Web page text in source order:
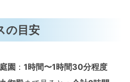
の目安
園 ：1時間〜1時間30分程度